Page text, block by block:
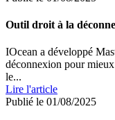
Outil droit à la
IOcean a développé
déconnexion pour mieux
le...
Lire l'article
Publié le 01/08/2025